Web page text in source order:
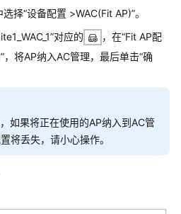
选择“设备配置 >WAC(Fit AP)”。
对应的
，在“Fit AP配
，将AP纳入AC管理，最后单击“确
如果将正在使用的AP纳入到AC管
将丢失，请小心操作。